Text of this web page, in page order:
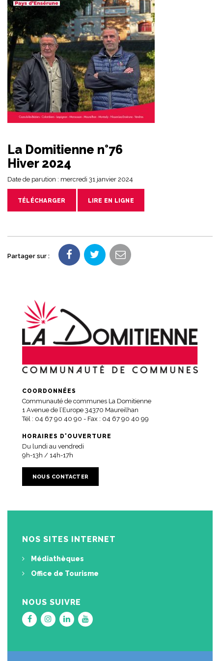
La Domitienne n°76
Hiver 2024
Date de parution : mercredi 31 janvier 2024
TÉLÉCHARGER LIRE EN LIGNE
Partager sur :
COORDONNÉES
Communauté de communes La Domitienne
1 Avenue de l’Europe 34370 Maureilhan
Tél : 04 67 90 40 90 - Fax : 04 67 90 40 99
HORAIRES D'OUVERTURE
Du lundi au vendredi
9h-13h / 14h-17h
NOUS CONTACTER
NOS SITES INTERNET
Médiathèques
Office de Tourisme
NOUS SUIVRE
Lien
vers
Facebook
Lien
vers
Instagram
Lien
vers
Linkedin
Lien
vers
Youtube